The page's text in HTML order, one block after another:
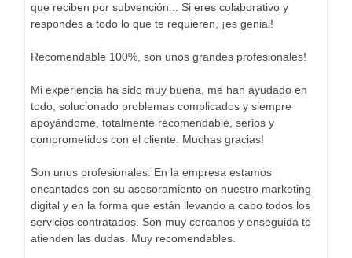
que reciben por subvención... Si eres colaborativo y
respondes a todo lo que te requieren, ¡es genial!
Recomendable 100%, son unos grandes profesionales!
Mi experiencia ha sido muy buena, me han ayudado en
todo, solucionado problemas complicados y siempre
apoyándome, totalmente recomendable, serios y
comprometidos con el cliente. Muchas gracias!
Son unos profesionales. En la empresa estamos
encantados con su asesoramiento en nuestro marketing
digital y en la forma que están llevando a cabo todos los
servicios contratados. Son muy cercanos y enseguida te
atienden las dudas. Muy recomendables.